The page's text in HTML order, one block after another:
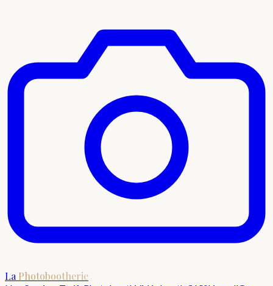
La Photobootherie